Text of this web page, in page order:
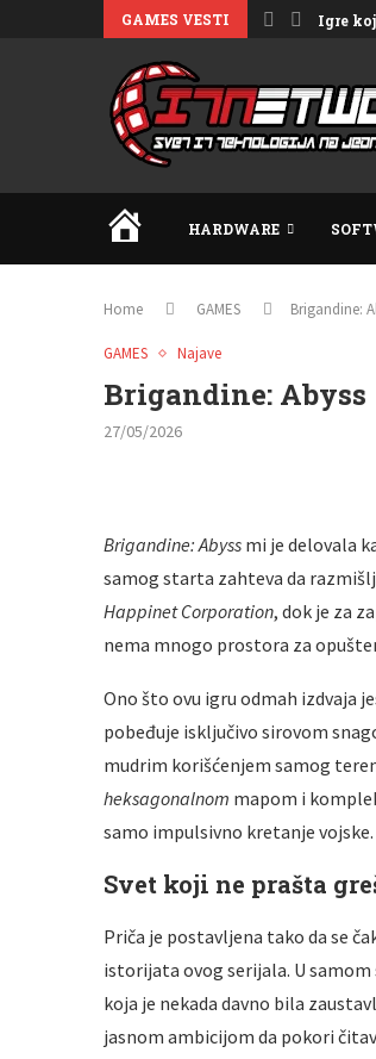
GAMES VESTI Igre
HOMEHARDWARE
Home GAMES Brigandine:
GAMES Najave
Brigandine: Abyss
27/05/2026
Brigandine: Abyss mi je delovala
samog starta zahteva da
Happinet Corporation, dok je za
nema mnogo prostora za
Ono što ovu igru odmah izdvaja
pobeđuje isključivo sirovom
mudrim korišćenjem samog
heksagonalnom mapom i
samo impulsivno kretanje vojske.
Svet koji ne prašta
Priča je postavljena tako da se
istorijata ovog serijala. U
koja je nekada davno bila
jasnom ambicijom da pokori